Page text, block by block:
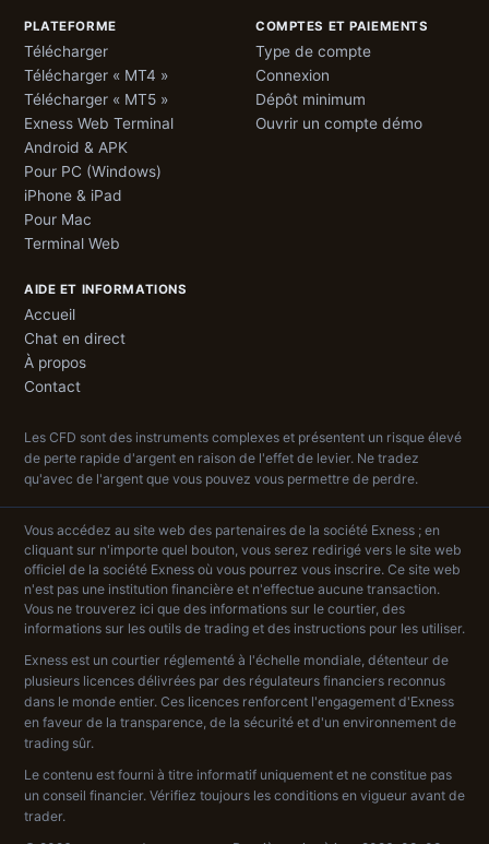
PLATEFORME
Télécharger
Télécharger « MT4 »
Télécharger « MT5 »
Exness Web Terminal
Android & APK
Pour PC (Windows)
iPhone & iPad
Pour Mac
Terminal Web
COMPTES ET PAIEMENTS
Type de compte
Connexion
Dépôt minimum
Ouvrir un compte démo
AIDE ET INFORMATIONS
Accueil
Chat en direct
À propos
Contact
Les CFD sont des instruments complexes et présentent un risque élevé
de perte rapide d'argent en raison de l'effet de levier. Ne tradez
qu'avec de l'argent que vous pouvez vous permettre de perdre.
Vous accédez au site web des partenaires de la société Exness ; en
cliquant sur n'importe quel bouton, vous serez redirigé vers le site web
officiel de la société Exness où vous pourrez vous inscrire. Ce site web
n'est pas une institution financière et n'effectue aucune transaction.
Vous ne trouverez ici que des informations sur le courtier, des
informations sur les outils de trading et des instructions pour les utiliser.
Exness est un courtier réglementé à l'échelle mondiale, détenteur de
plusieurs licences délivrées par des régulateurs financiers reconnus
dans le monde entier. Ces licences renforcent l'engagement d'Exness
en faveur de la transparence, de la sécurité et d'un environnement de
trading sûr.
Le contenu est fourni à titre informatif uniquement et ne constitue pas
un conseil financier. Vérifiez toujours les conditions en vigueur avant de
trader.